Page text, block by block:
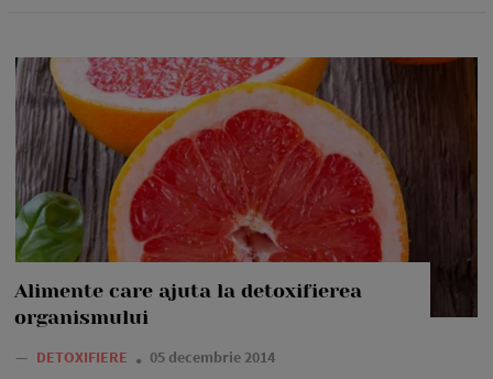
Alimente care ajuta la detoxifierea
organismului
— DETOXIFIERE 05 decembrie 2014